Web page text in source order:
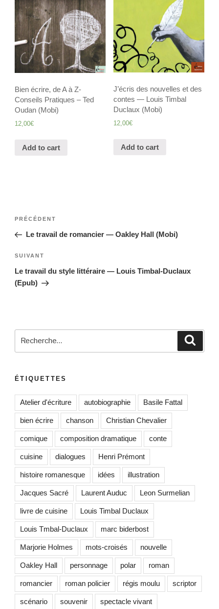
Bien écrire, de A à Z-
Conseils Pratiques – Ted
Oudan (Mobi)
12,00€
Add to cart
J’écris des nouvelles et des
contes — Louis Timbal
Duclaux (Mobi)
12,00€
Add to cart
Navigation
l’article
Article
précédent
PRÉCÉDENT
Le travail de romancier — Oakley Hall (Mobi)
Article
suivant
SUIVANT
Le travail du style littéraire — Louis Timbal-Duclaux
(Epub)
ÉTIQUETTES
Atelier d'écriture autobiographie Basile Fattal
bien écrire chanson Christian Chevalier
comique composition dramatique conte
cuisine dialogues Henri Prémont
histoire romanesque idées illustration
Jacques Sacré Laurent Auduc Leon Surmelian
livre de cuisine Louis Timbal Duclaux
Louis Tmbal-Duclaux marc biderbost
Marjorie Holmes mots-croisés nouvelle
Oakley Hall personnage polar roman
romancier roman policier régis moulu scriptor
scénario souvenir spectacle vivant